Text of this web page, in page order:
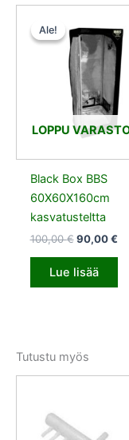
Ale!
LOPPU
Ale!
Black Box BBS
60X60X160cm
kasvatusteltta
100,00€
oli:
100,00 €.
90,00€
on:
Lue lisää
Tutustu myös